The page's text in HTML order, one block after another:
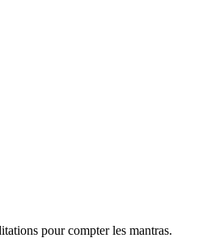
pour compter les mantras.